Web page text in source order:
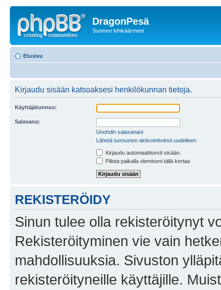
DragonPesä
Suomen lohikäärmeet
Etusivu
Kirjaudu sisään katsoaksesi henkilökunnan tietoja.
Käyttäjätunnus:
Salasana:
Unohdin salasanani
Lähetä tunnusten aktivointiviesti uudelleen
Kirjaudu automaattisesti sisään.
Piilota paikalla olemiseni tällä kertaa
REKISTERÖIDY
Sinun tulee olla rekisteröitynyt
Rekisteröityminen vie vain
mahdollisuuksia. Sivuston
rekisteröityneille käyttäjille.